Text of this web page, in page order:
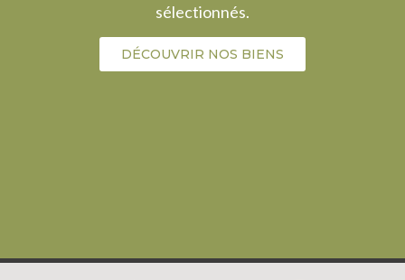
sélectionnés.
DÉCOUVRIR NOS BIENS